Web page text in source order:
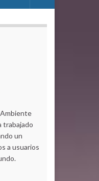
trabajado
un
a usuarios